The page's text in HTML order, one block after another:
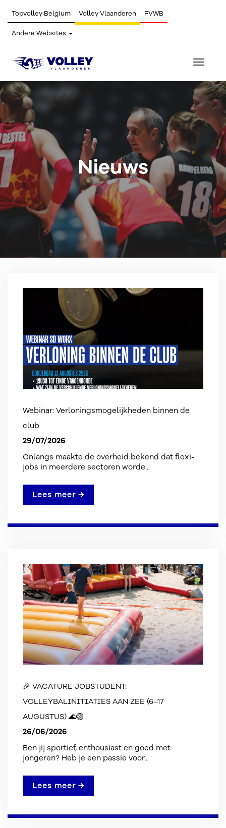
Topvolley Belgium Volley Vlaanderen FVWB
Andere Websites
Toggle
Nieuws
Webinar: Verloningsmogelijkheden binnen de
club
29/07/2026
Onlangs maakte de overheid bekend dat flexi-
jobs in meerdere sectoren worde...
Lees meer →
🎉 VACATURE JOBSTUDENT:
VOLLEYBALINITIATIES AAN ZEE (6–17
AUGUSTUS) 🌊🏐
26/06/2026
Ben jij sportief, enthousiast en goed met
jongeren? Heb je een passie voor...
Lees meer →